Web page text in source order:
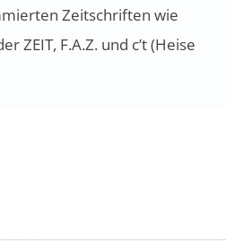
Zeitschriften wie
ZEIT, F.A.Z. und c’t (Heise